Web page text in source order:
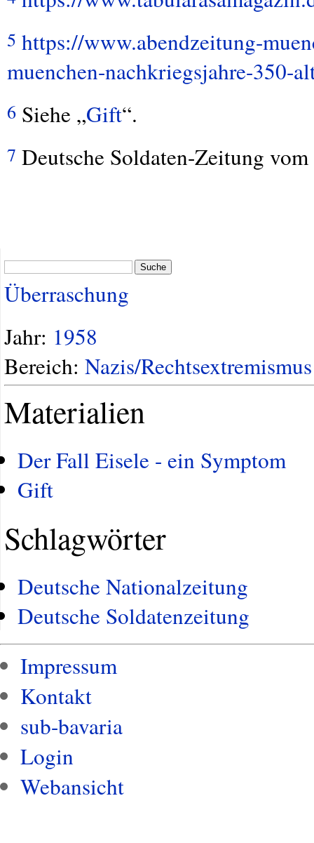
5 https://www.abendzeitung-
muenchen-nachkriegsjahre-350-
6 Siehe „Gift“.
7 Deutsche Soldaten-Zeitung
Suche
Überraschung
Jahr: 1958
Bereich: Nazis/Rechtsextremismus
Materialien
Der Fall Eisele - ein Symptom
Gift
Schlagwörter
Deutsche Nationalzeitung
Deutsche Soldatenzeitung
Impressum
Kontakt
sub-bavaria
Login
Webansicht